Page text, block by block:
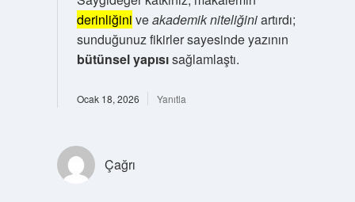
derinliğini veakademik niteliğiniartırdı;
sunduğunuz fikirler sayesinde yazının
bütünsel yapısısağlamlaştı.
Ocak 18, 2026 Yanıtla
Çağrı